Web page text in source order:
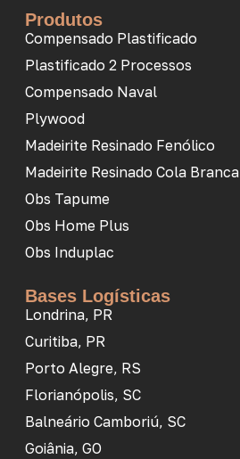
Produtos
Compensado Plastificado
Plastificado 2 Processos
Compensado Naval
Plywood
Madeirite Resinado Fenólico
Madeirite Resinado Cola Branca
Obs Tapume
Obs Home Plus
Obs Induplac
Bases Logísticas
Londrina, PR
Curitiba, PR
Porto Alegre, RS
Florianópolis, SC
Balneário Camboriú, SC
Goiânia, GO